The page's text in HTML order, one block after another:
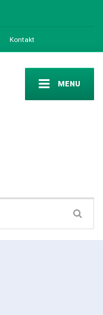
Kontakt
MENU